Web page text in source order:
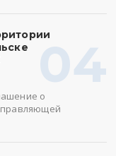
04
о